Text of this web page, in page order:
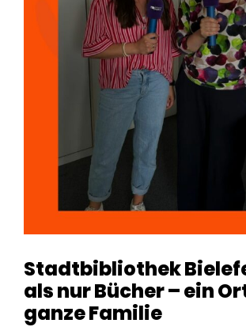
Stadtbibliothek
als nur Bücher – ein
ganze Familie